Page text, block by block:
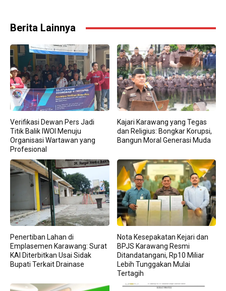
Berita Lainnya
Verifikasi Dewan Pers Jadi
Titik Balik IWOI Menuju
Organisasi Wartawan yang
Profesional
Kajari Karawang yang Tegas
dan Religius: Bongkar Korupsi,
Bangun Moral Generasi Muda
Penertiban Lahan di
Emplasemen Karawang: Surat
KAI Diterbitkan Usai Sidak
Bupati Terkait Drainase
Nota Kesepakatan Kejari dan
BPJS Karawang Resmi
Ditandatangani, Rp10 Miliar
Lebih Tunggakan Mulai
Tertagih